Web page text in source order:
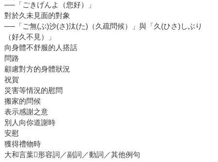
──「ごきげんよ（您好）」
對於久未見面的對象
──「ご無(ぶ)沙(さ)汰(た)（久疏問候）」與「久(ひさ)しぶり
（好久不見）」
向身體不舒服的人搭話
問路
顧慮對方的身體狀況
祝賀
災害等情況的慰問
搬家的問候
表示感謝之意
別人向你道謝時
安慰
獲得禮物時
大和言葉形容詞／副詞／動詞／其他例句